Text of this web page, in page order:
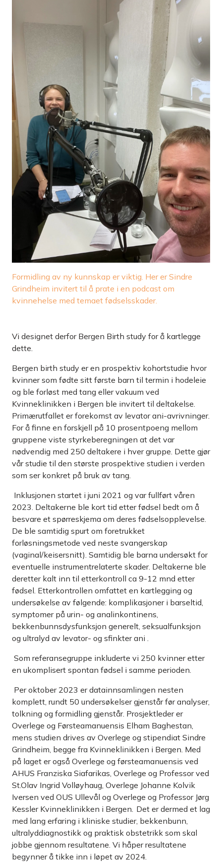
Formidling av ny kunnskap er viktig. Her er Sindre
Grindheim invitert til å prate i en podcast om
kvinnehelse med temaet fødselsskader.
Vi designet derfor Bergen Birth study for å kartlegge
dette.
Bergen birth study er en prospektiv kohortstudie hvor
kvinner som fødte sitt første barn til termin i hodeleie
og ble forløst med tang eller vakuum ved
Kvinneklinikken i Bergen ble invitert til deltakelse.
Primærutfallet er forekomst av levator ani-avrivninger.
For å finne en forskjell på 10 prosentpoeng mellom
gruppene viste styrkeberegningen at det var
nødvendig med 250 deltakere i hver gruppe. Dette gjør
vår studie til den største prospektive studien i verden
som ser konkret på bruk av tang.
Inklusjonen startet i juni 2021 og var fullført våren
2023. Deltakerne ble kort tid etter fødsel bedt om å
besvare et spørreskjema om deres fødselsopplevelse.
De ble samtidig spurt om foretrukket
forløsningsmetode ved neste svangerskap
(vaginal/keisersnitt). Samtidig ble barna undersøkt for
eventuelle instrumentrelaterte skader. Deltakerne ble
deretter kalt inn til etterkontroll ca 9-12 mnd etter
fødsel. Etterkontrollen omfattet en kartlegging og
undersøkelse av følgende: komplikasjoner i barseltid,
symptomer på urin- og analinkontinens,
bekkenbunnsdysfunksjon generelt, seksualfunksjon
og ultralyd av levator- og sfinkter ani .
Som referansegruppe inkluderte vi 250 kvinner etter
en ukomplisert spontan fødsel i samme perioden.
Per oktober 2023 er datainnsamlingen nesten
komplett, rundt 50 undersøkelser gjenstår før analyser,
tolkning og formidling gjenstår. Prosjektleder er
Overlege og Førsteamanuensis Elham Baghestan,
mens studien drives av Overlege og stipendiat Sindre
Grindheim, begge fra Kvinneklinikken i Bergen. Med
på laget er også Overlege og førsteamanuensis ved
AHUS Franziska Siafarikas, Overlege og Professor ved
St.Olav Ingrid Volløyhaug, Overlege Johanne Kolvik
Iversen ved OUS Ullevål og Overlege og Professor Jørg
Kessler Kvinneklinikken i Bergen. Det er dermed et lag
med lang erfaring i kliniske studier, bekkenbunn,
ultralyddiagnostikk og praktisk obstetrikk som skal
jobbe gjennom resultatene. Vi håper resultatene
begynner å tikke inn i løpet av 2024.